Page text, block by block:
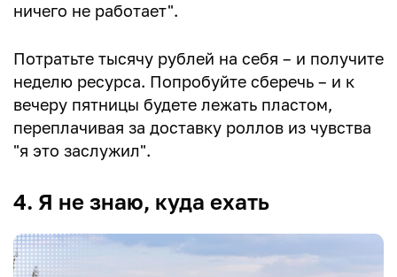
ничего не работает".
Потратьте тысячу рублей на себя – и получите
неделю ресурса. Попробуйте сберечь – и к
вечеру пятницы будете лежать пластом,
переплачивая за доставку роллов из чувства
"я это заслужил".
4. Я не знаю, куда ехать